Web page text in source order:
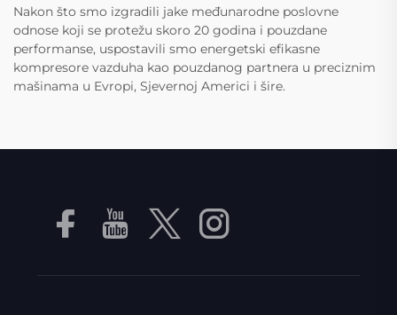
Nakon što smo izgradili jake međunarodne poslovne
odnose koji se protežu skoro 20 godina i pouzdane
performanse, uspostavili smo energetski efikasne
kompresore vazduha kao pouzdanog partnera u preciznim
mašinama u Evropi, Sjevernoj Americi i šire.